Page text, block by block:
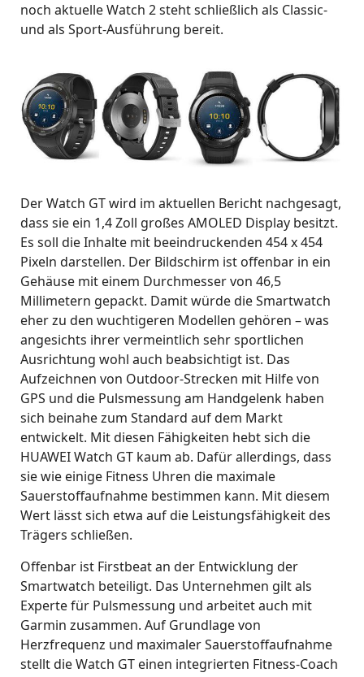
noch aktuelle Watch 2 steht schließlich als Classic-
und als Sport-Ausführung bereit.
Der Watch GT wird im aktuellen Bericht nachgesagt,
dass sie ein 1,4 Zoll großes AMOLED Display besitzt.
Es soll die Inhalte mit beeindruckenden 454 x 454
Pixeln darstellen. Der Bildschirm ist offenbar in ein
Gehäuse mit einem Durchmesser von 46,5
Millimetern gepackt. Damit würde die Smartwatch
eher zu den wuchtigeren Modellen gehören – was
angesichts ihrer vermeintlich sehr sportlichen
Ausrichtung wohl auch beabsichtigt ist. Das
Aufzeichnen von Outdoor-Strecken mit Hilfe von
GPS und die Pulsmessung am Handgelenk haben
sich beinahe zum Standard auf dem Markt
entwickelt. Mit diesen Fähigkeiten hebt sich die
HUAWEI Watch GT kaum ab. Dafür allerdings, dass
sie wie einige Fitness Uhren die maximale
Sauerstoffaufnahme bestimmen kann. Mit diesem
Wert lässt sich etwa auf die Leistungsfähigkeit des
Trägers schließen.
Offenbar ist Firstbeat an der Entwicklung der
Smartwatch beteiligt. Das Unternehmen gilt als
Experte für Pulsmessung und arbeitet auch mit
Garmin zusammen. Auf Grundlage von
Herzfrequenz und maximaler Sauerstoffaufnahme
stellt die Watch GT einen integrierten Fitness-Coach